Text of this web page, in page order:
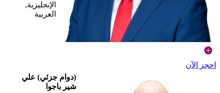
الإنجليزية,
العربية
احجز الآن
(دوام جزئي) علي
شير باجوا